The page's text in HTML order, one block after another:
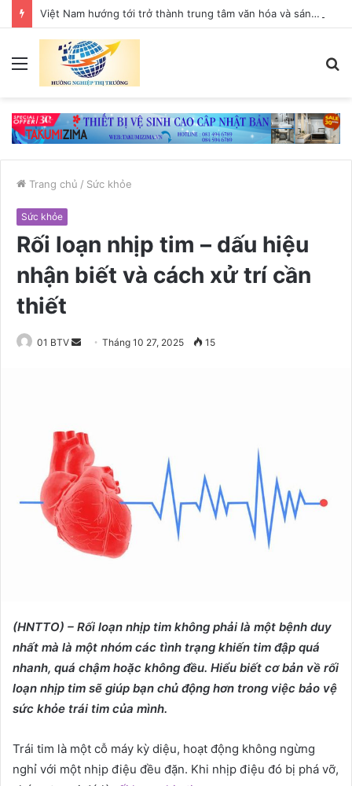
Việt Nam hướng tới trở thành trung tâm văn hóa và sáng tạo hàng đầu khu vực
Trang chủ / Sức khỏe
Sức khỏe
Rối loạn nhịp tim – dấu hiệu
nhận biết và cách xử trí cần
thiết
01 BTV
n
m
a
i
l
Tháng 10 27, 2025 15
(HNTTO) – Rối loạn nhịp tim không phải là một bệnh duy
nhất mà là một nhóm các tình trạng khiến tim đập quá
nhanh, quá chậm hoặc không đều. Hiểu biết cơ bản về rối
loạn nhịp tim sẽ giúp bạn chủ động hơn trong việc bảo vệ
sức khỏe trái tim của mình.
Trái tim là một cỗ máy kỳ diệu, hoạt động không ngừng
nghỉ với một nhịp điệu đều đặn. Khi nhịp điệu đó bị phá vỡ,